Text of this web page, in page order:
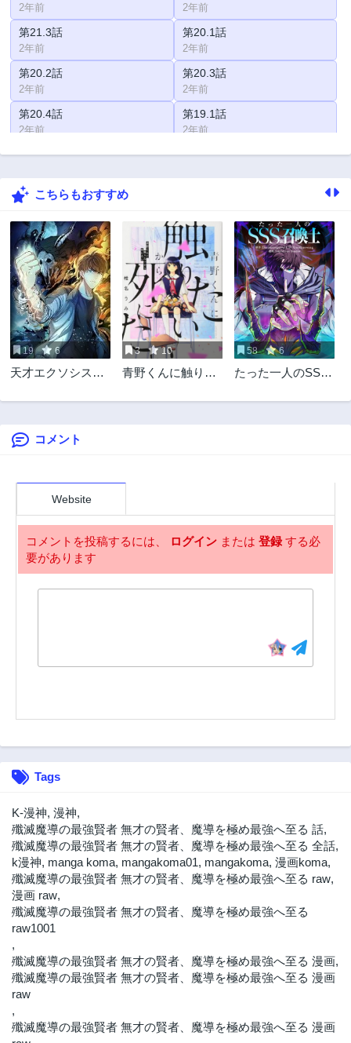
2年前 2年前
第21.3話
2年前
第20.1話
2年前
第20.2話
2年前
第20.3話
2年前
第20.4話
2年前
第19.1話
2年前
第19.2話 第19.3話
第19.4話
第18.2話
2年前
第18.3話
2年前
第17.1話
2年前
第17.2話
2年前
第17.3話
2年前
第16.2話
2年前
第16.3話
2年前
第16.1話
2年前
第15.1話 第15.2話
第15.3話
第14.1話
2年前 2年前
第13.2話
第10.3話
2年前
第8話
2年前 2年前
第6話
2年前
第5話
2年前
第4話
2年前
第3話
2年前
第2話
こちらもおすすめ
19 6
天才エクソシスト
る
3 10
青野くんに触りた
58 6
たった一人のSSS
コメント
Website
コメントを投稿するには、 ログイン または 登録する必
要があります
Tags
K-漫神, 漫神,
殲滅魔導の最強賢者 無才の賢者、魔導を極め最強へ至る 話,
殲滅魔導の最強賢者 無才の賢者、魔導を極め最強へ至る 全話,
k漫神, manga koma, mangakoma01, mangakoma, 漫画koma,
殲滅魔導の最強賢者 無才の賢者、魔導を極め最強へ至る raw,
漫画 raw,
殲滅魔導の最強賢者 無才の賢者、魔導を極め最強へ至る
raw1001
,
殲滅魔導の最強賢者 無才の賢者、魔導を極め最強へ至る 漫画,
殲滅魔導の最強賢者 無才の賢者、魔導を極め最強へ至る 漫画
raw
,
殲滅魔導の最強賢者 無才の賢者、魔導を極め最強へ至る 漫画